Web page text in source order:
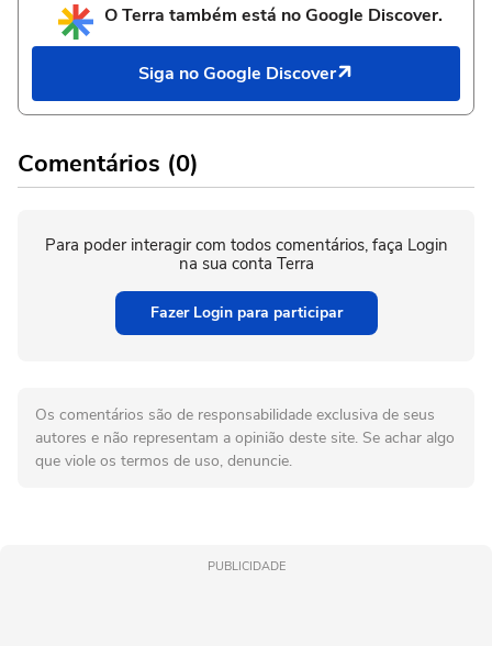
O Terra também está no Google Discover.
Siga no Google Discover
Comentários (0)
Para poder interagir com todos comentários, faça Login
na sua conta Terra
Fazer Login para participar
Os comentários são de responsabilidade exclusiva de seus
autores e não representam a opinião deste site. Se achar algo
que viole os termos de uso, denuncie.
PUBLICIDADE